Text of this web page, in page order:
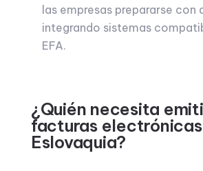
las empresas prepararse con
integrando sistemas
EFA.
¿Quién necesita
facturas
Eslovaquia?